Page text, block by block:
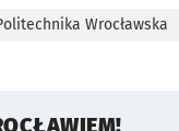
Wrocławska